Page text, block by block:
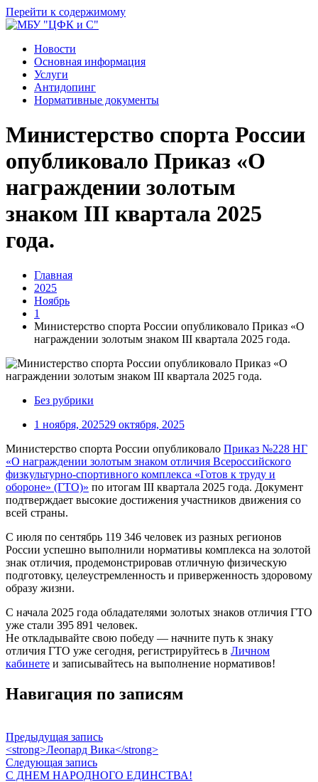
Перейти к содержимому
Новости
Основная информация
Услуги
Антидопинг
Нормативные документы
Министерство спорта России
опубликовало Приказ «О
награждении золотым
знаком III квартала 2025
года.
Главная
2025
Ноябрь
1
Министерство спорта России опубликовало Приказ «О
награждении золотым знаком III квартала 2025 года.
Без рубрики
1 ноября, 202529 октября, 2025
Министерство спорта России опубликовало Приказ №228 НГ
«О награждении золотым знаком отличия Всероссийского
физкультурно-спортивного комплекса «Готов к труду и
обороне» (ГТО)» по итогам III квартала 2025 года. Документ
подтверждает высокие достижения участников движения со
всей страны.
С июля по сентябрь 119 346 человек из разных регионов
России успешно выполнили нормативы комплекса на золотой
знак отличия, продемонстрировав отличную физическую
подготовку, целеустремленность и приверженность здоровому
образу жизни.
С начала 2025 года обладателями золотых знаков отличия ГТО
уже стали 395 891 человек.
Не откладывайте свою победу — начните путь к знаку
отличия ГТО уже сегодня, регистрируйтесь в Личном
кабинете и записывайтесь на выполнение нормативов!
Навигация по записям
Предыдущая запись
<strong>Леопард Вика</strong>
Следующая запись
С ДНЕМ НАРОДНОГО ЕДИНСТВА!